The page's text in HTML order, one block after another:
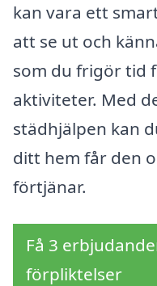
kan vara ett
att se ut och
som du frigör tid
aktiviteter. Med
städhjälpen kan
ditt hem får den
förtjänar.
Få 3
förpliktelser